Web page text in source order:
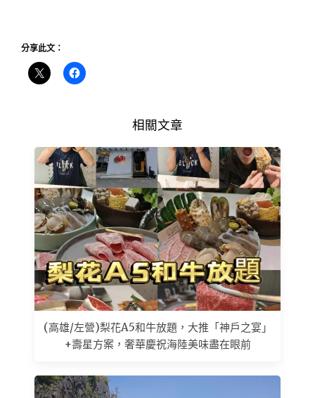
分享此文：
相關文章
(高雄/左營)梨花A5和牛放題，大推「神戶之宴」
+壽星方案，奢華慶祝海陸美味盡在眼前